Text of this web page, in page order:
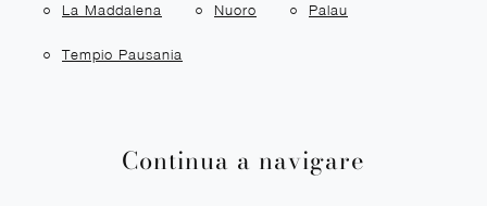
La Maddalena Nuoro Palau
Tempio Pausania
Continua a navigare